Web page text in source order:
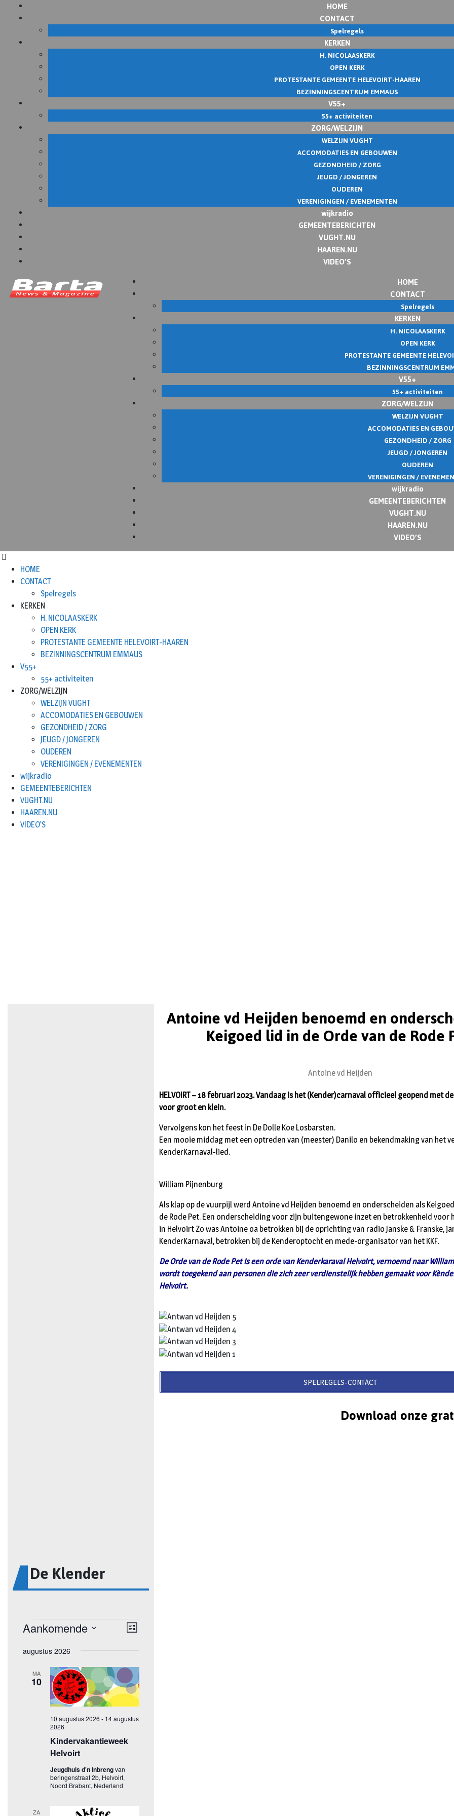
HOME
CONTACT
Spelregels
KERKEN
H. NICOLAASKERK
OPEN KERK
PROTESTANTE GEMEENTE HELEVOIRT-HAAREN
BEZINNINGSCENTRUM EMMAUS
V55+
55+ activiteiten
ZORG/WELZIJN
WELZIJN VUGHT
ACCOMODATIES EN GEBOUWEN
GEZONDHEID / ZORG
JEUGD / JONGEREN
OUDEREN
VERENIGINGEN / EVENEMENTEN
wijkradio
GEMEENTEBERICHTEN
VUGHT.NU
HAAREN.NU
VIDEO’S
HOME
CONTACT
Spelregels
KERKEN
H. NICOLAASKERK
OPEN KERK
PROTESTANTE GEMEENTE
BEZINNINGSCENTRUM
V55+
55+ activiteiten
ZORG/WELZIJN
WELZIJN VUGHT
ACCOMODATIES EN
GEZONDHEID / ZORG
JEUGD / JONGEREN
OUDEREN
VERENIGINGEN /
wijkradio
GEMEENTEBERICHTEN
VUGHT.NU
HAAREN.NU
VIDEO’S
HOME
CONTACT
Spelregels
KERKEN
H. NICOLAASKERK
OPEN KERK
PROTESTANTE GEMEENTE HELEVOIRT-HAAREN
BEZINNINGSCENTRUM EMMAUS
V55+
55+ activiteiten
ZORG/WELZIJN
WELZIJN VUGHT
ACCOMODATIES EN GEBOUWEN
GEZONDHEID / ZORG
JEUGD / JONGEREN
OUDEREN
VERENIGINGEN / EVENEMENTEN
wijkradio
GEMEENTEBERICHTEN
VUGHT.NU
HAAREN.NU
VIDEO’S
De Klender
Antoine vd Heijden benoemd en
Keigoed lid in de Orde van de Rode
Antoine vd Heijden
HELVOIRT – 18 februari 2023. Vandaag is het (Kender)carnaval officieel geopend met
voor groot en klein.
Vervolgens kon het feest in De Dolle Koe Losbarsten.
Een mooie middag met een optreden van (meester) Danilo en bekendmaking van het
KenderKarnaval-lied.
William Pijnenburg
Als klap op de vuurpijl werd Antoine vd Heijden benoemd en onderscheiden als
de Rode Pet. Een onderscheiding voor zijn buitengewone inzet en betrokkenheid voor
in Helvoirt Zo was Antoine oa betrokken bij de oprichting van radio Janske & Franske,
KenderKarnaval, betrokken bij de Kenderoptocht en mede-organisator van het KKF.
De Orde van de Rode Pet is een orde van Kenderkaraval Helvoirt, vernoemd naar
wordt toegekend aan personen die zich zeer verdienstelijk hebben gemaakt voor
Helvoirt.
SPELREGELS-CONTACT
Download onze